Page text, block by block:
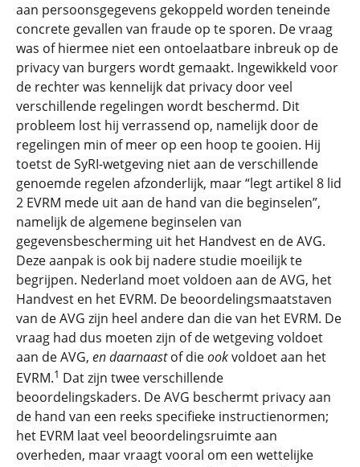
aan persoonsgegevens gekoppeld worden teneinde
concrete gevallen van fraude op te sporen. De vraag
was of hiermee niet een ontoelaatbare inbreuk op de
privacy van burgers wordt gemaakt. Ingewikkeld voor
de rechter was kennelijk dat privacy door veel
verschillende regelingen wordt beschermd. Dit
probleem lost hij verrassend op, namelijk door de
regelingen min of meer op een hoop te gooien. Hij
toetst de SyRI-wetgeving niet aan de verschillende
genoemde regelen afzonderlijk, maar “legt artikel 8 lid
2 EVRM mede uit aan de hand van die beginselen”,
namelijk de algemene beginselen van
gegevensbescherming uit het Handvest en de AVG.
Deze aanpak is ook bij nadere studie moeilijk te
begrijpen. Nederland moet voldoen aan de AVG, het
Handvest en het EVRM. De beoordelingsmaatstaven
van de AVG zijn heel andere dan die van het EVRM. De
vraag had dus moeten zijn of de wetgeving voldoet
aan de AVG, en daarnaastof dieookvoldoet aan het
EVRM.1 Dat zijn twee verschillende
beoordelingskaders. De AVG beschermt privacy aan
de hand van een reeks specifieke instructienormen;
het EVRM laat veel beoordelingsruimte aan
overheden, maar vraagt vooral om een wettelijke